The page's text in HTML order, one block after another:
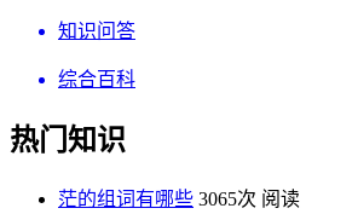
知识问答
综合百科
热门知识
茫的组词有哪些 3065次 阅读